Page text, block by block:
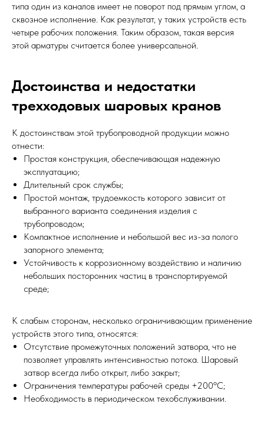
типа один из каналов имеет не поворот под прямым углом, а
сквозное исполнение. Как результат, у таких устройств есть
четыре рабочих положения. Таким образом, такая версия
этой арматуры считается более универсальной.
Достоинства и недостатки
трехходовых шаровых кранов
К достоинствам этой трубопроводной продукции можно
отнести:
Простая конструкция, обеспечивающая надежную
эксплуатацию;
Длительный срок службы;
Простой монтаж, трудоемкость которого зависит от
выбранного варианта соединения изделия с
трубопроводом;
Компактное исполнение и небольшой вес из-за полого
запорного элемента;
Устойчивость к коррозионному воздействию и наличию
небольших посторонних частиц в транспортируемой
среде;
К слабым сторонам, несколько ограничивающим применение
устройств этого типа, относятся:
Отсутствие промежуточных положений затвора, что не
позволяет управлять интенсивностью потока. Шаровый
затвор всегда либо открыт, либо закрыт;
Ограничения температуры рабочей среды +200ºС;
Необходимость в периодическом техобслуживании.